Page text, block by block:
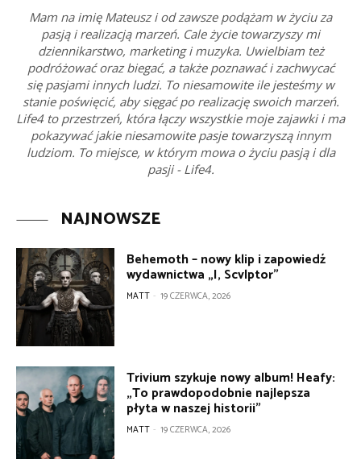
Mam na imię Mateusz i od zawsze podążam w życiu za
pasją i realizacją marzeń. Cale życie towarzyszy mi
dziennikarstwo, marketing i muzyka. Uwielbiam też
podróżować oraz biegać, a także poznawać i zachwycać
się pasjami innych ludzi. To niesamowite ile jesteśmy w
stanie poświęcić, aby sięgać po realizację swoich marzeń.
Life4 to przestrzeń, która łączy wszystkie moje zajawki i ma
pokazywać jakie niesamowite pasje towarzyszą innym
ludziom. To miejsce, w którym mowa o życiu pasją i dla
pasji - Life4.
NAJNOWSZE
Behemoth – nowy klip i zapowiedź
wydawnictwa „I, Scvlptor”
MATT - 19 CZERWCA, 2026
Trivium szykuje nowy album! Heafy:
„To prawdopodobnie najlepsza
płyta w naszej historii”
MATT - 19 CZERWCA, 2026